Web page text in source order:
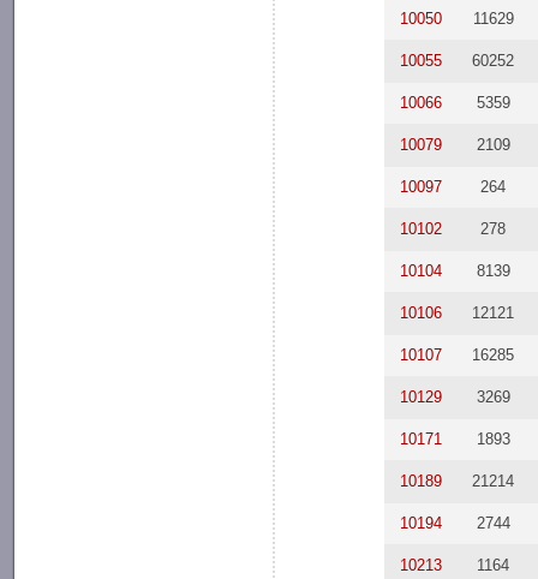
10050 11629
10055 60252
10066 5359
10079 2109
10097 264
10102 278
10104 8139
10106 12121
10107 16285
10129 3269
10171 1893
10189 21214
10194 2744
10213 1164